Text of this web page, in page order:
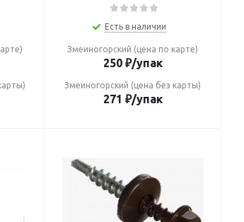
Есть в наличии
Змеиногорский (цена по карте)
250₽/упак
Змеиногорский (цена без карты)
271 ₽/упак